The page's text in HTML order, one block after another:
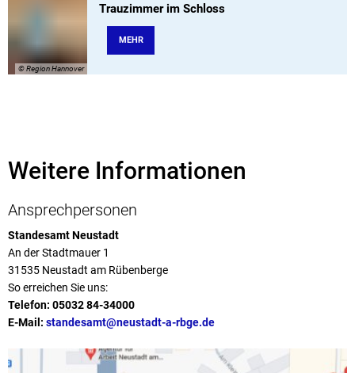
© Region Hannover
Trauzimmer im Schloss
MEHR
Weitere Informationen
Ansprechpersonen
Standesamt Neustadt
An der Stadtmauer 1
31535 Neustadt am Rübenberge
So erreichen Sie uns:
Telefon: 05032 84-34000
E-Mail: standesamt@neustadt-a-rbge.de